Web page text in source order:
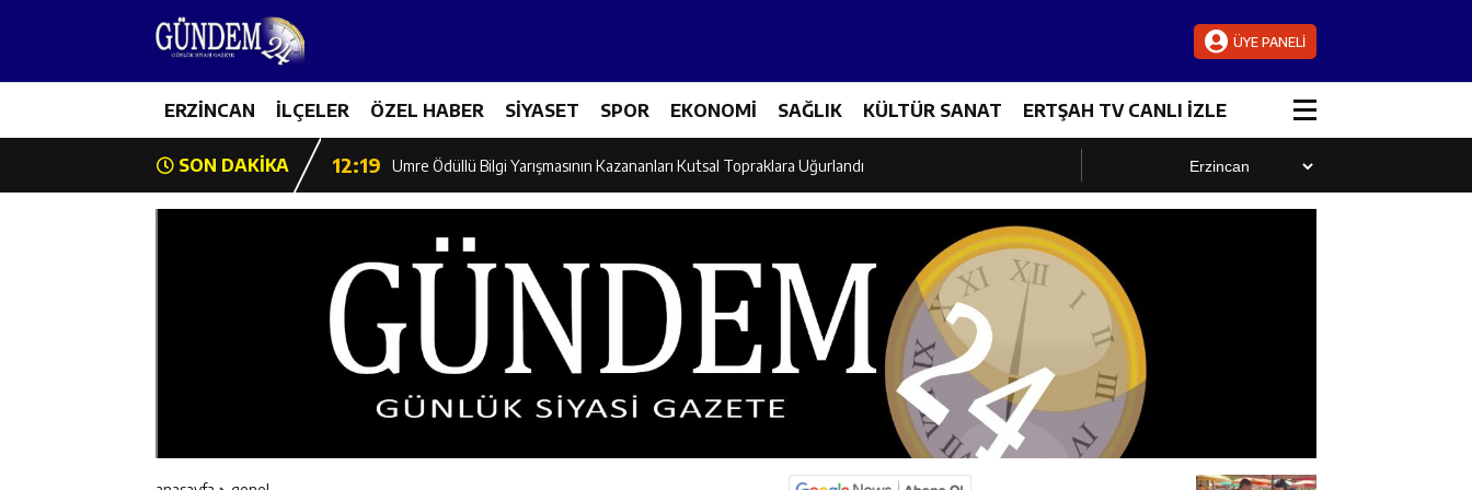
ÜYE PANELİ
ERZİNCAN İLÇELER ÖZEL HABER SİYASET SPOR EKONOMİ SAĞLIK KÜLTÜR SANAT ERTŞAH TV CANLI İZLE
SON DAKİKA
17:03 Erzincan Emniyeti’nden Semt Pazarında Bilgilendirme Faaliyeti
12:19 Umre Ödüllü Bilgi Yarışmasının Kazananları Kutsal Topraklara Uğurlandı
12:17 Üzümlü’de Yaz Akşamlarına Açık Hava Sineması Renk Kattı
12:16 Vali Yardımcıları Canpolat ve Kaya, Mehmet Zengin’in Cenaze Törenine Katıldı
Geleceğin Hafızlarına Ziyaret: Burhan İşliyen Erzincan’da Kur’an Kursu Öğrencileriyle Buluştu